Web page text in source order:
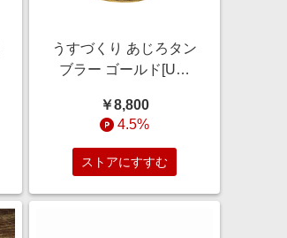
うすづくり あじろタン
ブラー ゴールド[US-
雑貨【季節の贈り物＆
ご褒美ギフト】
￥8,800
4.5%
ストアにすすむ